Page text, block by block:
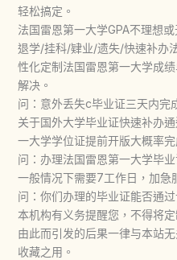
轻松搞定。
法国雷恩第一大学GPA不理想
退学/挂科/肄业/遗失/快速补办
性化定制法国雷恩第一大学成
解决。
问：意外丢失c毕业证三天内完
关于国外大学毕业证快速补办
一大学学位证提前开版大概率完
问：办理法国雷恩第一大学毕
一般情况下需要7工作日，加急
问：你们办理的毕业证能否通过
本机构有义务提醒您，不得将
由此而引发的后果一律与本站
收藏之用。